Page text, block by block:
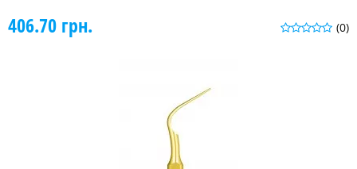
(0)
406.70 грн.